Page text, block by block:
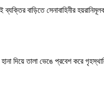
ব্যক্তির বাড়িতে সেনাবাহিনীর
দিয়ে তালা ভেঙে প্রবেশ করে